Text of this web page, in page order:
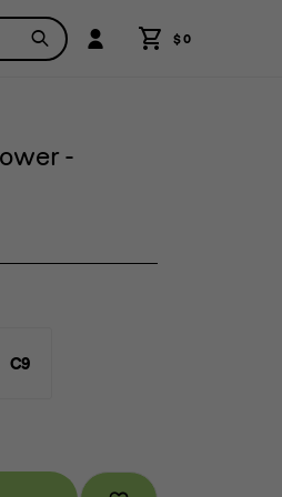
$0
-
C9